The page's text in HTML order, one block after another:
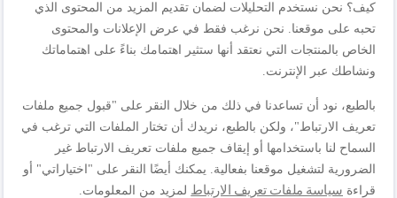
1
نجمة
2
نجوم
3
نجوم
4
نجوم
5
نجوم
السعر
1
نجمة
2
نجوم
3
نجوم
4
نجوم
5
نجوم
12345
الاسم المستعار
كيف؟ نحن نستخدم التحليلات لضمان تقديم المزيد من المحتوى الذي
تحبه على موقعنا. نحن نرغب فقط في عرض الإعلانات والمحتوى
الخاص بالمنتجات التي نعتقد أنها ستثير اهتمامك بناءً على اهتماماتك
ونشاطك عبر الإنترنت.
بالطبع، نود أن تساعدنا في ذلك من خلال النقر على "قبول جميع ملفات
تعريف الارتباط"، ولكن بالطبع، نريدك أن تختار الملفات التي ترغب في
السماح لنا باستخدامها أو إيقاف جميع ملفات تعريف الارتباط غير
الضرورية لتشغيل موقعنا بفعالية. يمكنك أيضًا النقر على "اختياراتي" أو
قراءة سياسة ملفات تعريف الارتباط لمزيد من المعلومات.